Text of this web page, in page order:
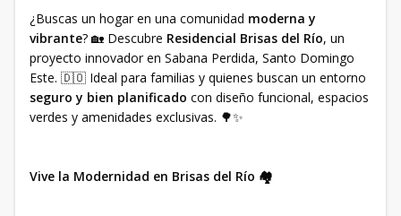
¿Buscas un hogar en una comunidad moderna y
vibrante? 🏡 Descubre Residencial Brisas del Río, un
proyecto innovador en Sabana Perdida, Santo Domingo
Este. 🇩🇴 Ideal para familias y quienes buscan un entorno
seguro y bien planificado con diseño funcional, espacios
verdes y amenidades exclusivas. 🌳✨
Vive la Modernidad en Brisas del Río 🏘️